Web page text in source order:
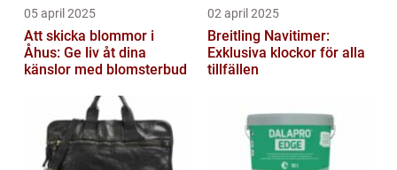
05 april 2025
Att skicka blommor i
Åhus: Ge liv åt dina
känslor med blomsterbud
02 april 2025
Breitling Navitimer:
Exklusiva klockor för alla
tillfällen